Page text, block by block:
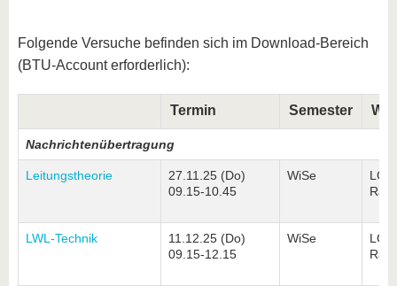
Folgende Versuche befinden sich im Download-Bereich
(BTU-Account erforderlich):
Termin Semester
Nachrichtenübertragung
Leitungstheorie
27.11.25 (Do)
09.15-10.45
WiSe
LWL-Technik
11.12.25 (Do)
09.15-12.15
WiSe